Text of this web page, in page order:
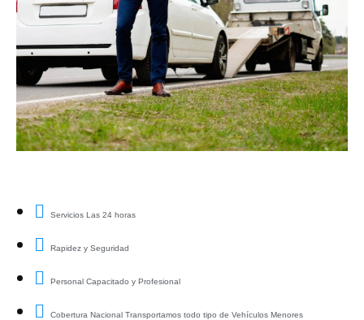
Servicios Las 24 horas
Rapidez y Seguridad
Personal Capacitado y Profesional
Cobertura Nacional Transportamos todo tipo de Vehículos Menores